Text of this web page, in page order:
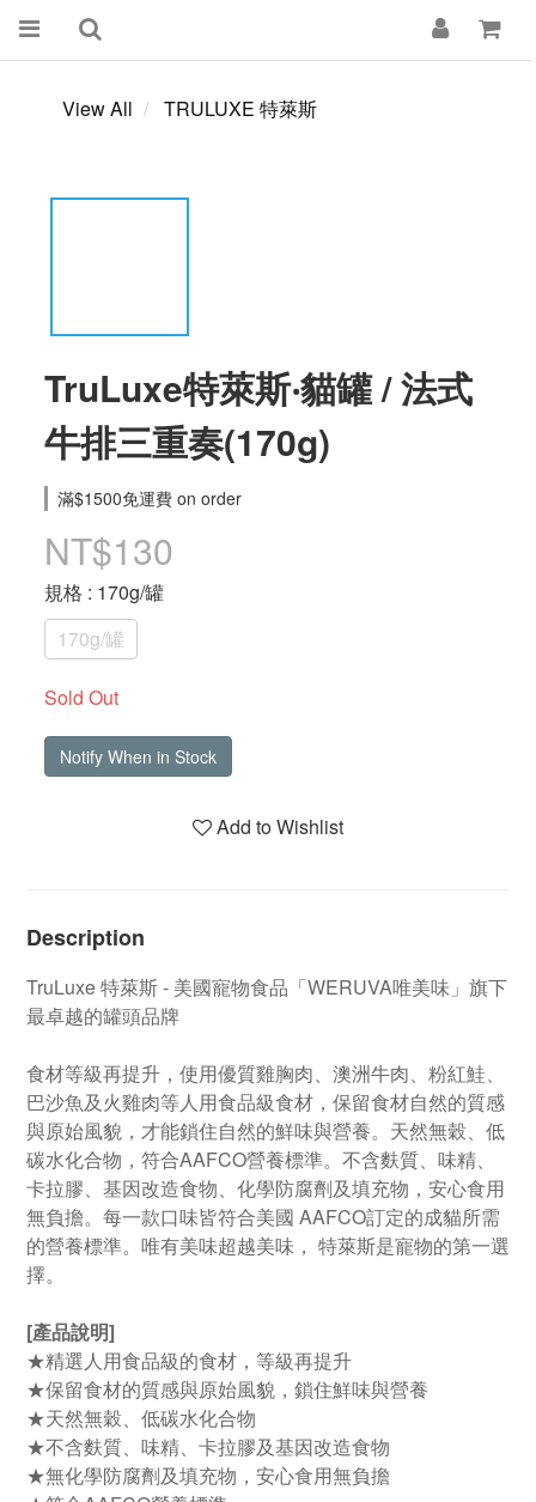
View All TRULUXE 特萊斯
TruLuxe特萊斯‧貓罐 / 法式
牛排三重奏(170g)
滿$1500免運費 on order
NT$130
規格 : 170g/罐
170g/罐
Sold Out
Notify When in Stock
Add to Wishlist
Description
TruLuxe 特萊斯 - 美國寵物食品「WERUVA唯美味」旗下
最卓越的罐頭品牌
食材等級再提升，使用優質雞胸肉、澳洲牛肉、粉紅鮭、
巴沙魚及火雞肉等人用食品級食材，保留食材自然的質感
與原始風貌，才能鎖住自然的鮮味與營養。天然無穀、低
碳水化合物，符合AAFCO營養標準。不含麩質、味精、
卡拉膠、基因改造食物、化學防腐劑及填充物，安心食用
無負擔。每一款口味皆符合美國 AAFCO訂定的成貓所需
的營養標準。唯有美味超越美味， 特萊斯是寵物的第一選
擇。
[產品說明]
★精選人用食品級的食材，等級再提升
★保留食材的質感與原始風貌，鎖住鮮味與營養
★天然無穀、低碳水化合物
★不含麩質、味精、卡拉膠及基因改造食物
★無化學防腐劑及填充物，安心食用無負擔